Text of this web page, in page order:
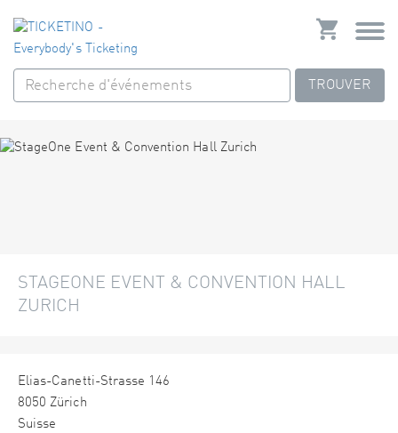
TROUVER
STAGEONE EVENT & CONVENTION HALL
ZURICH
Elias-Canetti-Strasse 146
8050 Zürich
Suisse